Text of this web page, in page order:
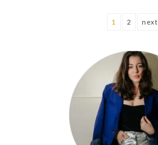
1 2 next